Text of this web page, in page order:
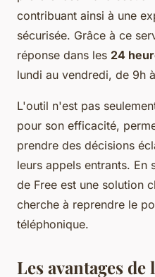
contribuant ainsi à une
sécurisée. Grâce à ce
réponse dans les 24
lundi au vendredi, de 9h
L'outil n'est pas
pour son efficacité,
prendre des décisions
leurs appels entrants. En
de Free est une solution
cherche à reprendre le
téléphonique.
Les avantages